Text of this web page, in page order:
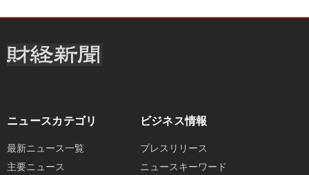
ニュースカテゴリ
最新ニュース一覧
主要ニュース
ビジネス情報
プレスリリース
ニュースキーワード